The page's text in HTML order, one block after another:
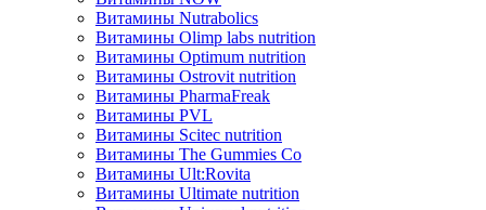
Витамины Nutrabolics
Витамины Olimp labs nutrition
Витамины Optimum nutrition
Витамины Ostrovit nutrition
Витамины PharmaFreak
Витамины PVL
Витамины Scitec nutrition
Витамины The Gummies Co
Витамины Ult:Rovita
Витамины Ultimate nutrition